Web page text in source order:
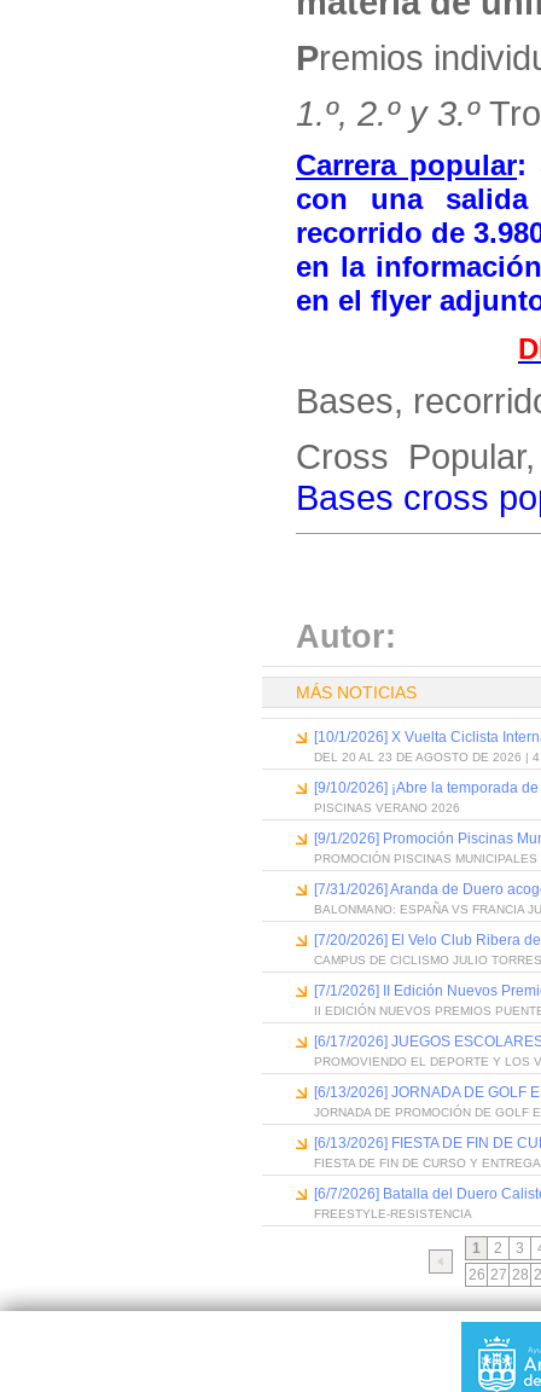
Premios
1.º, 2.º y 3.º
Carrera popular:
con una
recorrido de
en la
en el flyer
Bases,
Cross
Bases cross
Autor:
MÁS NOTICIAS
[10/1/2026] X Vuelta Ciclista
DEL 20 AL 23 DE AGOSTO DE 2026 | 4
[9/10/2026] ¡Abre la temporada
PISCINAS VERANO 2026
[9/1/2026] Promoción Piscinas
PROMOCIÓN PISCINAS
[7/31/2026] Aranda de Duero
BALONMANO: ESPAÑA VS FRANCIA
[7/20/2026] El Velo Club Ribera
CAMPUS DE CICLISMO JULIO
[7/1/2026] II Edición Nuevos
II EDICIÓN NUEVOS PREMIOS
[6/17/2026] JUEGOS
PROMOVIENDO EL DEPORTE Y LOS
[6/13/2026] JORNADA DE GOLF
JORNADA DE PROMOCIÓN DE GOLF
[6/13/2026] FIESTA DE FIN DE
FIESTA DE FIN DE CURSO Y
[6/7/2026] Batalla del Duero
FREESTYLE-RESISTENCIA
1 2 3
26 27 28